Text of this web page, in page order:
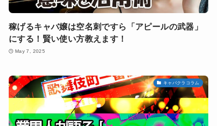
稼げるキャバ嬢は空名刺ですら「アピールの武器」
にする！賢い使い方教えます！
May 7, 2025
キャバクラコラム